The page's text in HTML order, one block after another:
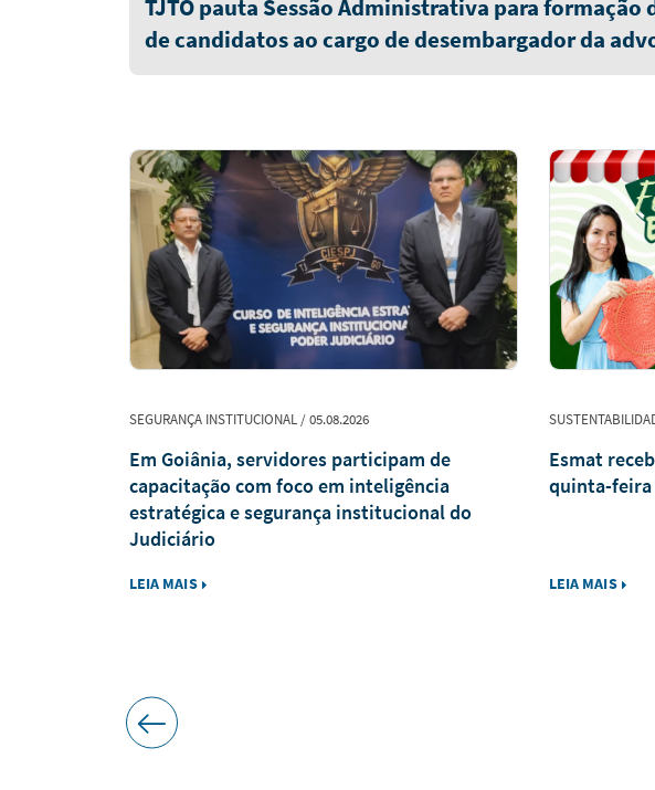
TJTO pauta Sessão Administrativa para
de candidatos ao cargo de desembargador da
quinta-feira (6/8)
SEGURANÇA INSTITUCIONAL / 05.08.2026
Em Goiânia, servidores participam de
capacitação com foco em inteligência
estratégica e segurança institucional do
Judiciário
LEIA MAIS
Esmat
quinta-feira
LEIA MAIS